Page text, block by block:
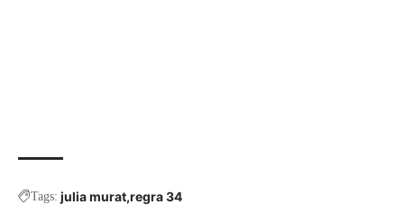
Tags: julia murat regra 34